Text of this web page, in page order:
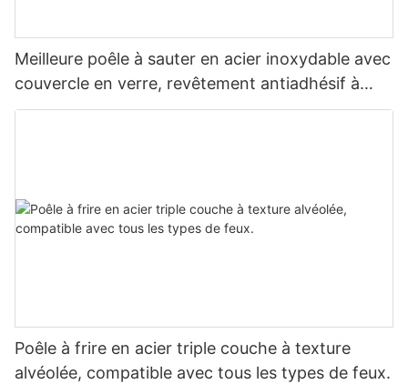
Meilleure poêle à sauter en acier inoxydable avec
couvercle en verre, revêtement antiadhésif à
motif nid d'abeille - ZHENNENG
Poêle à frire en acier triple couche à texture
alvéolée, compatible avec tous les types de feux.